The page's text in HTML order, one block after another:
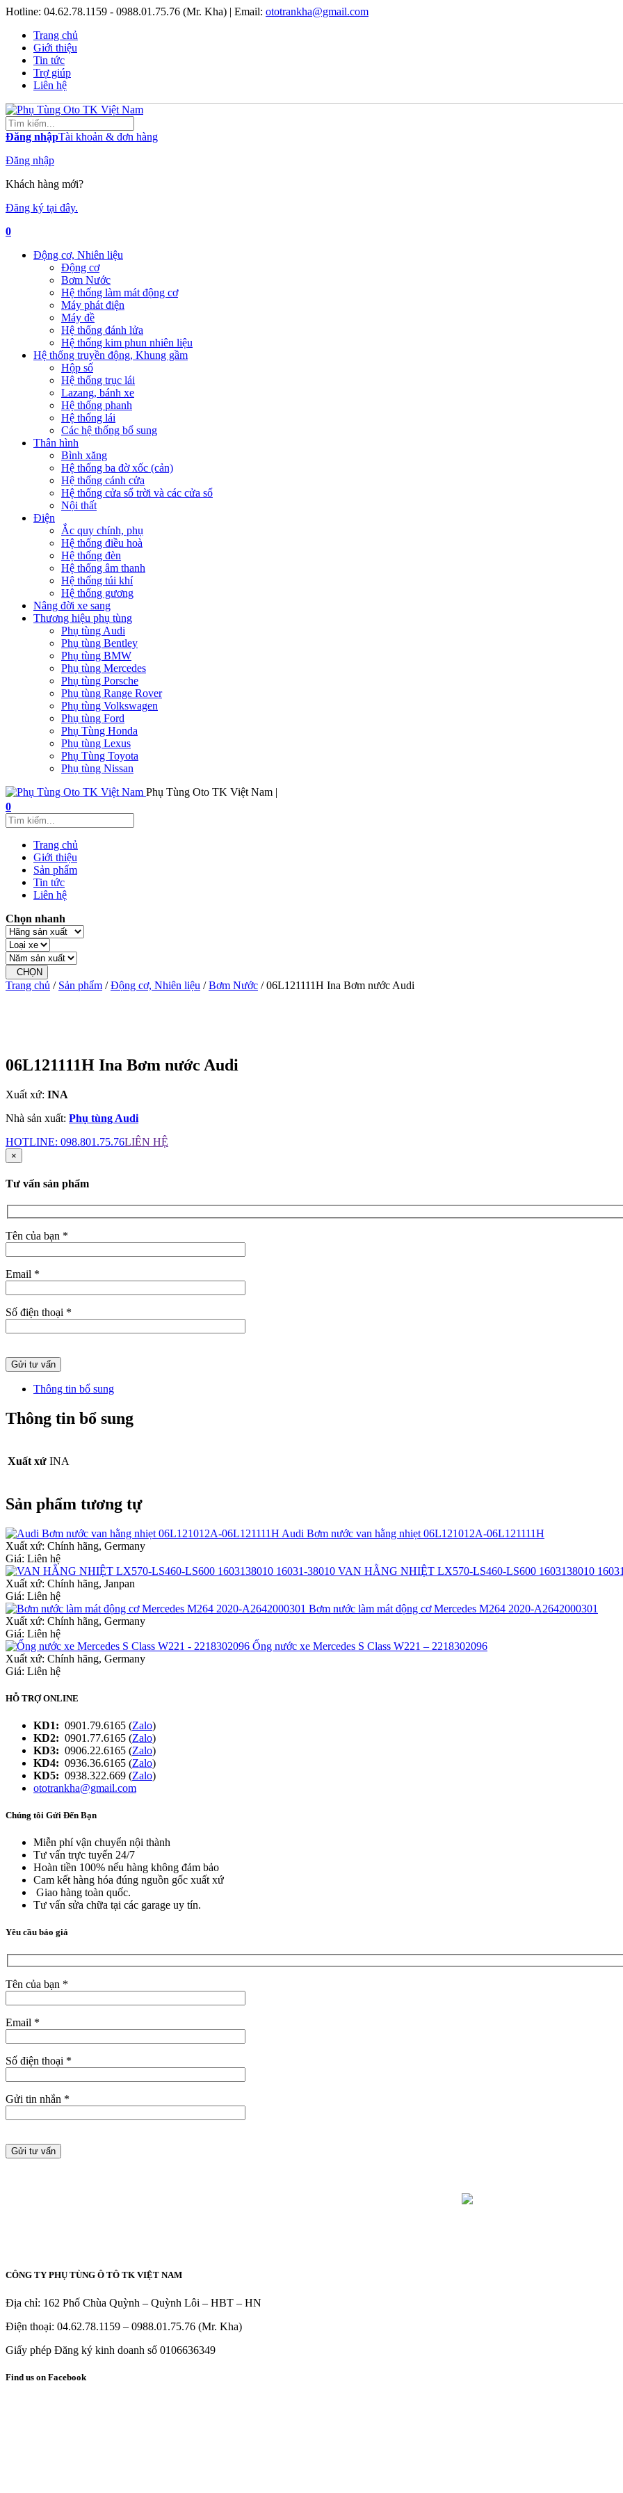
Hotline: 04.62.78.1159 - 0988.01.75.76 (Mr. Kha) | Email: ototrankha@gmail.com
Trang chủ
Giới thiệu
Tin tức
Trợ giúp
Liên hệ
Đăng nhậpTài khoản & đơn hàng
Đăng nhập
Khách hàng mới?
Đăng ký tại đây.
0
Động cơ, Nhiên liệu
Động cơ
Bơm Nước
Hệ thống làm mát động cơ
Máy phát điện
Máy đề
Hệ thống đánh lửa
Hệ thống kim phun nhiên liệu
Hệ thống truyền động, Khung gầm
Hộp số
Hệ thống trục lái
Lazang, bánh xe
Hệ thống phanh
Hệ thống lái
Các hệ thống bổ sung
Thân hình
Bình xăng
Hệ thống ba đờ xốc (cản)
Hệ thống cánh cửa
Hệ thống cửa sổ trời và các cửa sổ
Nội thất
Điện
Ắc quy chính, phụ
Hệ thống điều hoà
Hệ thống đèn
Hệ thống âm thanh
Hệ thống túi khí
Hệ thống gương
Nâng đời xe sang
Thương hiệu phụ tùng
Phụ tùng Audi
Phụ tùng Bentley
Phụ tùng BMW
Phụ tùng Mercedes
Phụ tùng Porsche
Phụ tùng Range Rover
Phụ tùng Volkswagen
Phụ tùng Ford
Phụ Tùng Honda
Phụ tùng Lexus
Phụ Tùng Toyota
Phụ tùng Nissan
Phụ Tùng Oto TK Việt Nam |
0
Trang chủ
Giới thiệu
Sản phẩm
Tin tức
Liên hệ
Chọn nhanh
CHỌN
Trang chủ / Sản phẩm /Động cơ, Nhiên liệu /Bơm Nước / 06L121111H Ina Bơm nước Audi
06L121111H Ina Bơm nước Audi
Xuất xứ: INA
Nhà sản xuất: Phụ tùng Audi
HOTLINE: 098.801.75.76LIÊN HỆ
×
Tư vấn sản phẩm
Tên của bạn *
Email *
Số điện thoại *
Thông tin bổ sung
Thông tin bổ sung
Xuất xứ INA
Sản phẩm tương tự
Audi Bơm nước van hằng nhiẹt 06L121012A-06L121111H
Xuất xứ: Chính hãng, Germany
Giá: Liên hệ
VAN HẰNG NHIỆT LX570-LS460-LS600 1603138010
Xuất xứ: Chính hãng, Janpan
Giá: Liên hệ
Bơm nước làm mát động cơ Mercedes M264 2020-A2642000301
Xuất xứ: Chính hãng, Germany
Giá: Liên hệ
Ống nước xe Mercedes S Class W221 – 2218302096
Xuất xứ: Chính hãng, Germany
Giá: Liên hệ
HỖ TRỢ ONLINE
KD1: 0901.79.6165 (Zalo)
KD2: 0901.77.6165 (Zalo)
KD3: 0906.22.6165 (Zalo)
KD4: 0936.36.6165 (Zalo)
KD5: 0938.322.669 (Zalo)
ototrankha@gmail.com
Chúng tôi Gửi Đến Bạn
Miễn phí vận chuyển nội thành
Tư vấn trực tuyến 24/7
Hoàn tiền 100% nếu hàng không đảm bảo
Cam kết hàng hóa đúng nguồn gốc xuất xứ
Giao hàng toàn quốc.
Tư vấn sửa chữa tại các garage uy tín.
Yêu cầu báo giá
Tên của bạn *
Email *
Số điện thoại *
Gửi tin nhắn *
CÔNG TY PHỤ TÙNG Ô TÔ TK VIỆT NAM
Địa chỉ: 162 Phố Chùa Quỳnh – Quỳnh Lôi – HBT – HN
Điện thoại: 04.62.78.1159 – 0988.01.75.76 (Mr. Kha)
Giấy phép Đăng ký kinh doanh số 0106636349
Find us on Facebook